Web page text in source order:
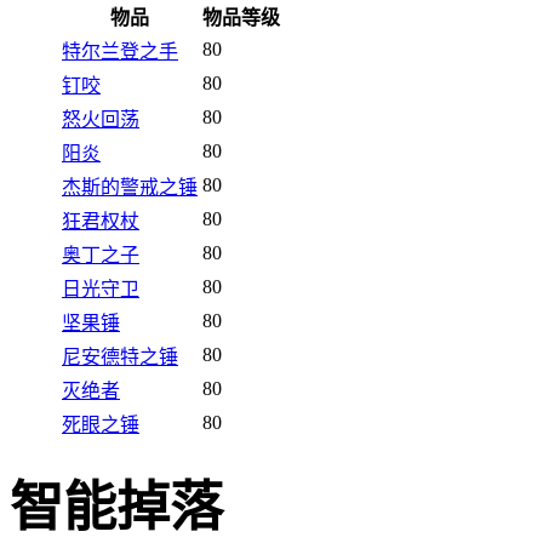
物品
物品等级
特尔兰登之手
80
钉咬
80
怒火回荡
80
阳炎
80
杰斯的警戒之锤 80
狂君权杖
80
奥丁之子
80
日光守卫
80
坚果锤
80
尼安德特之锤
80
灭绝者
80
死眼之锤
80
智能掉落